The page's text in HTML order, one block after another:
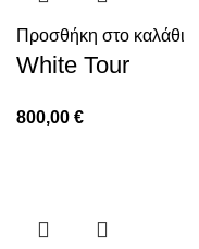
Προσθήκη στο καλάθι
White Tour
800,00 €